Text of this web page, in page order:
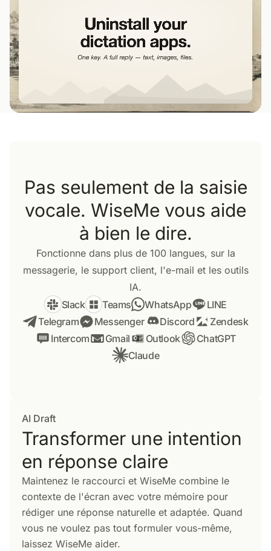
Pas seulement de la saisie
vocale. WiseMe vous aide
à bien le dire.
Fonctionne dans plus de 100 langues, sur la
messagerie, le support client, l'e-mail et les outils
IA.
Slack
Teams WhatsApp
LINE
Telegram
Messenger Discord
Zendesk
Intercom
Gmail Outlook
ChatGPT
Claude
AI Draft
Transformer une intention
en réponse claire
Maintenez le raccourci et WiseMe combine le
contexte de l'écran avec votre mémoire pour
rédiger une réponse naturelle et adaptée. Quand
vous ne voulez pas tout formuler vous-même,
laissez WiseMe aider.